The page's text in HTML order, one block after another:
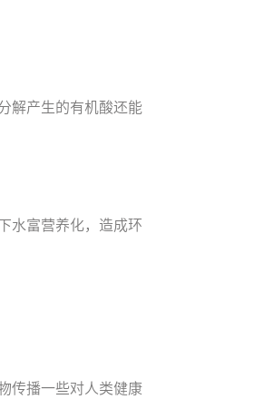
解产生的有机酸还能
水富营养化，造成环
传播一些对人类健康